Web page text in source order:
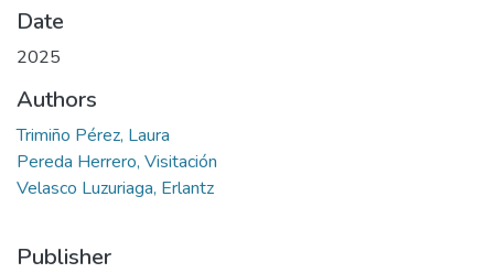
Date
2025
Authors
Trimiño Pérez, Laura
Pereda Herrero, Visitación
Velasco Luzuriaga, Erlantz
Publisher